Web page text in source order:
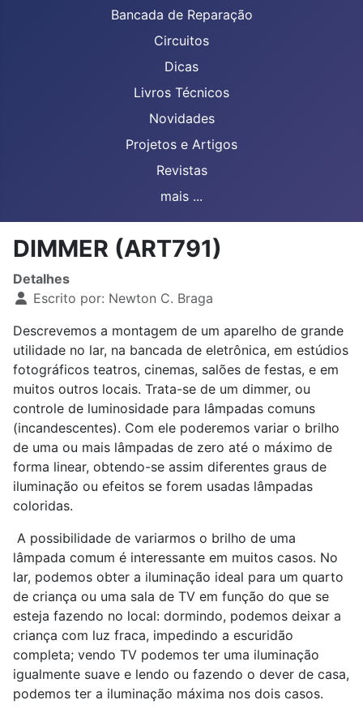
Bancada de Reparação
Circuitos
Dicas
Livros Técnicos
Novidades
Projetos e Artigos
Revistas
mais ...
DIMMER (ART791)
Detalhes
Escrito por: Newton C. Braga
Descrevemos a montagem de um aparelho de grande
utilidade no lar, na bancada de eletrônica, em estúdios
fotográficos teatros, cinemas, salões de festas, e em
muitos outros locais. Trata-se de um dimmer, ou
controle de luminosidade para lâmpadas comuns
(incandescentes). Com ele poderemos variar o brilho
de uma ou mais lâmpadas de zero até o máximo de
forma linear, obtendo-se assim diferentes graus de
iluminação ou efeitos se forem usadas lâmpadas
coloridas.
A possibilidade de variarmos o brilho de uma
lâmpada comum é interessante em muitos casos. No
lar, podemos obter a iluminação ideal para um quarto
de criança ou uma sala de TV em função do que se
esteja fazendo no local: dormindo, podemos deixar a
criança com luz fraca, impedindo a escuridão
completa; vendo TV podemos ter uma iluminação
igualmente suave e lendo ou fazendo o dever de casa,
podemos ter a iluminação máxima nos dois casos.